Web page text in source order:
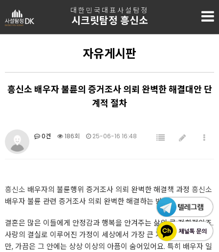
대한민국대표사설탐정
시크릿탐정 흥신소
자유게시판
흥신소 배우자 불륜의 증거조사 의뢰 완벽한 해결대안 단
계적 절차
0건 186회 25-06-16 16:48
흥신소 배우자의 불륜행위 증거조사 의뢰 완벽한 해결책 과정 흥신소
배우자 불륜 관련 증거조사 의뢰 완벽한 해결하는 방법
결혼은 많은 이들에게 안정감과 행복을 안겨주는 삶의 큰 전환점이죠.
사랑의 결실로 이루어진 가정이 세상에서 가장 큰 기쁨이 될 수 있지
만, 가끔은 그 안에는 상상 이상의 아픔이 숨어있어요. 특히 배우자 일